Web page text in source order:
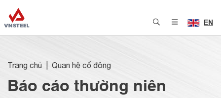
EN
Trang chủ Quan hệ cổ đông
Báo cáo thường niên